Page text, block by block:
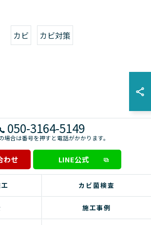
カビ カビ対策
050-3164-5149
場合は番号を押すと電話がかかります。
わせ LINE公式
カビ菌検査
施工事例